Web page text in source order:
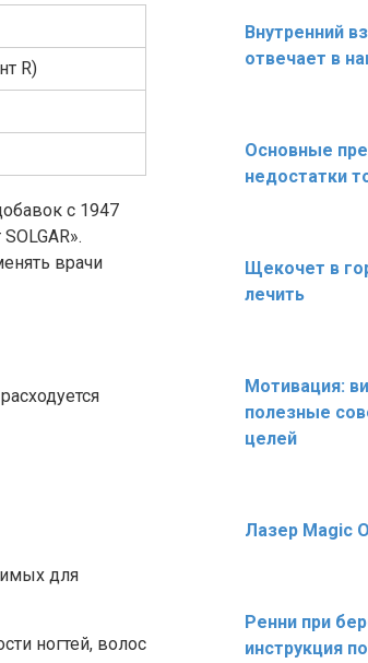
R)
с 1947
врачи
для
ногтей, волос
Внутренний
отвечает в
Основные
недостатки
Щекочет в
лечить
Мотивация:
полезные
целей
Лазер Magic
Ренни при
инструкция